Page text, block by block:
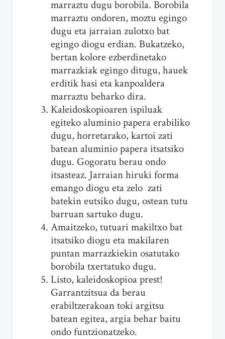
marraztu dugu borobila. Borobila
marraztu ondoren, moztu egingo
dugu eta jarraian zulotxo bat
egingo diogu erdian. Bukatzeko,
bertan kolore ezberdinetako
marrazkiak egingo ditugu, hauek
erditik hasi eta kanpoaldera
marraztu beharko dira.
Kaleidoskopioaren ispiluak
egiteko aluminio papera erabiliko
dugu, horretarako, kartoi zati
batean aluminio papera itsatsiko
dugu. Gogoratu berau ondo
itsasteaz. Jarraian hiruki forma
emango diogu eta zelo zati
batekin eutsiko dugu, ostean tutu
barruan sartuko dugu.
Amaitzeko, tutuari makiltxo bat
itsatsiko diogu eta makilaren
puntan marrazkiekin osatutako
borobila txertatuko dugu.
Listo, kaleidoskopioa prest!
Garrantzitsua da berau
erabiltzerakoan toki argitsu
batean egitea, argia behar baitu
ondo funtzionatzeko.